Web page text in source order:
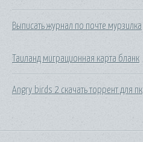
Выписать журнал по почте мурзилка
Таиланд миграционная карта бланк
Angry birds 2 скачать торрент для пк